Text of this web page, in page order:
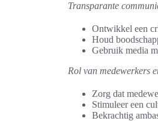
Transparante
Ontwikkel een
Houd
Gebruik media
Rol van medewerkers
Zorg dat
Stimuleer een
Bekrachtig